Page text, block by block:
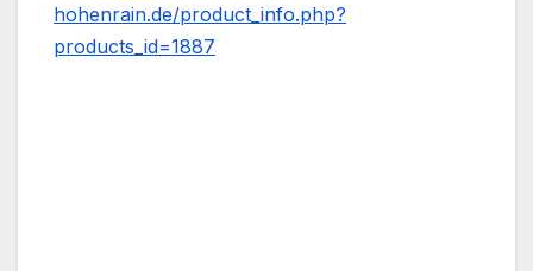
hohenrain.de/product_info.php?
products_id=1887